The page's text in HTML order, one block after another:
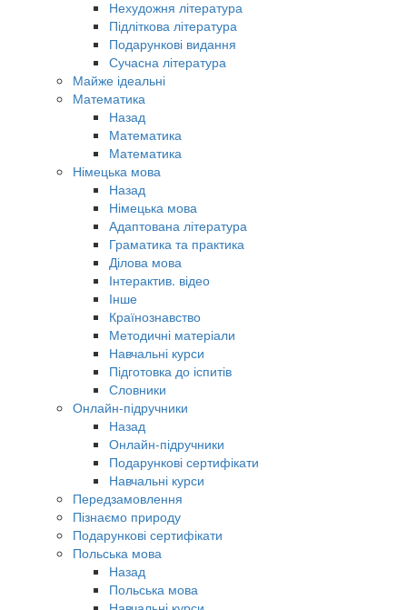
Нехудожня література
Підліткова література
Подарункові видання
Сучасна література
Майже ідеальні
Математика
Назад
Математика
Математика
Німецька мова
Назад
Німецька мова
Адаптована література
Граматика та практика
Ділова мова
Інтерактив. відео
Інше
Країнознавство
Методичні матеріали
Навчальні курси
Підготовка до іспитів
Словники
Онлайн-підручники
Назад
Онлайн-підручники
Подарункові сертифікати
Навчальні курси
Передзамовлення
Пізнаємо природу
Подарункові сертифікати
Польська мова
Назад
Польська мова